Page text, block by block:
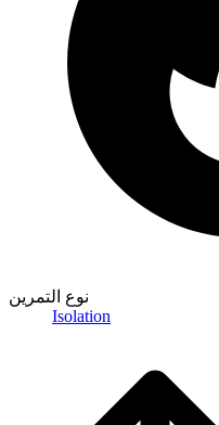
نوع التمرين
Isolation